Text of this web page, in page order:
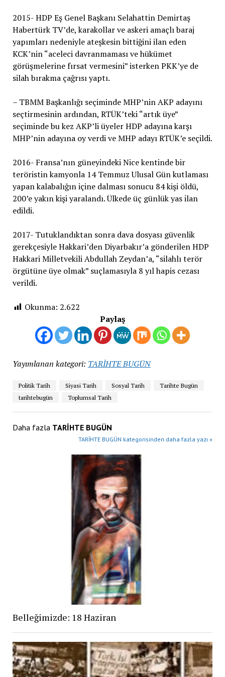
2015- HDP Eş Genel Başkanı Selahattin Demirtaş
Habertürk TV’de, karakollar ve askeri amaçlı baraj
yapımları nedeniyle ateşkesin bittiğini ilan eden
KCK’nin “aceleci davranmaması ve hükümet
görüşmelerine fırsat vermesini” isterken PKK’ye de
silah bırakma çağrısı yaptı.
– TBMM Başkanlığı seçiminde MHP’nin AKP adayını
seçtirmesinin ardından, RTÜK’teki “artık üye”
seçiminde bu kez AKP’li üyeler HDP adayına karşı
MHP’nin adayına oy verdi ve MHP adayı RTÜK’e seçildi.
2016- Fransa’nın güneyindeki Nice kentinde bir
teröristin kamyonla 14 Temmuz Ulusal Gün kutlaması
yapan kalabalığın içine dalması sonucu 84 kişi öldü,
200’e yakın kişi yaralandı. Ülkede üç günlük yas ilan
edildi.
2017- Tutuklandıktan sonra dava dosyası güvenlik
gerekçesiyle Hakkari’den Diyarbakır’a gönderilen HDP
Hakkari Milletvekili Abdullah Zeydan’a, “silahlı terör
örgütüne üye olmak” suçlamasıyla 8 yıl hapis cezası
verildi.
Okunma: 2.622
Paylaş
Yayımlanan kategori: TARİHTE BUGÜN
Politik Tarih Siyasi Tarih Sosyal Tarih
Tarihte Bugün
tarihtebugün
Toplumsal Tarih
Daha fazla TARİHTE BUGÜN
TARİHTE BUGÜN kategorisinden daha fazla yazı »
Belleğimizde: 18 Haziran